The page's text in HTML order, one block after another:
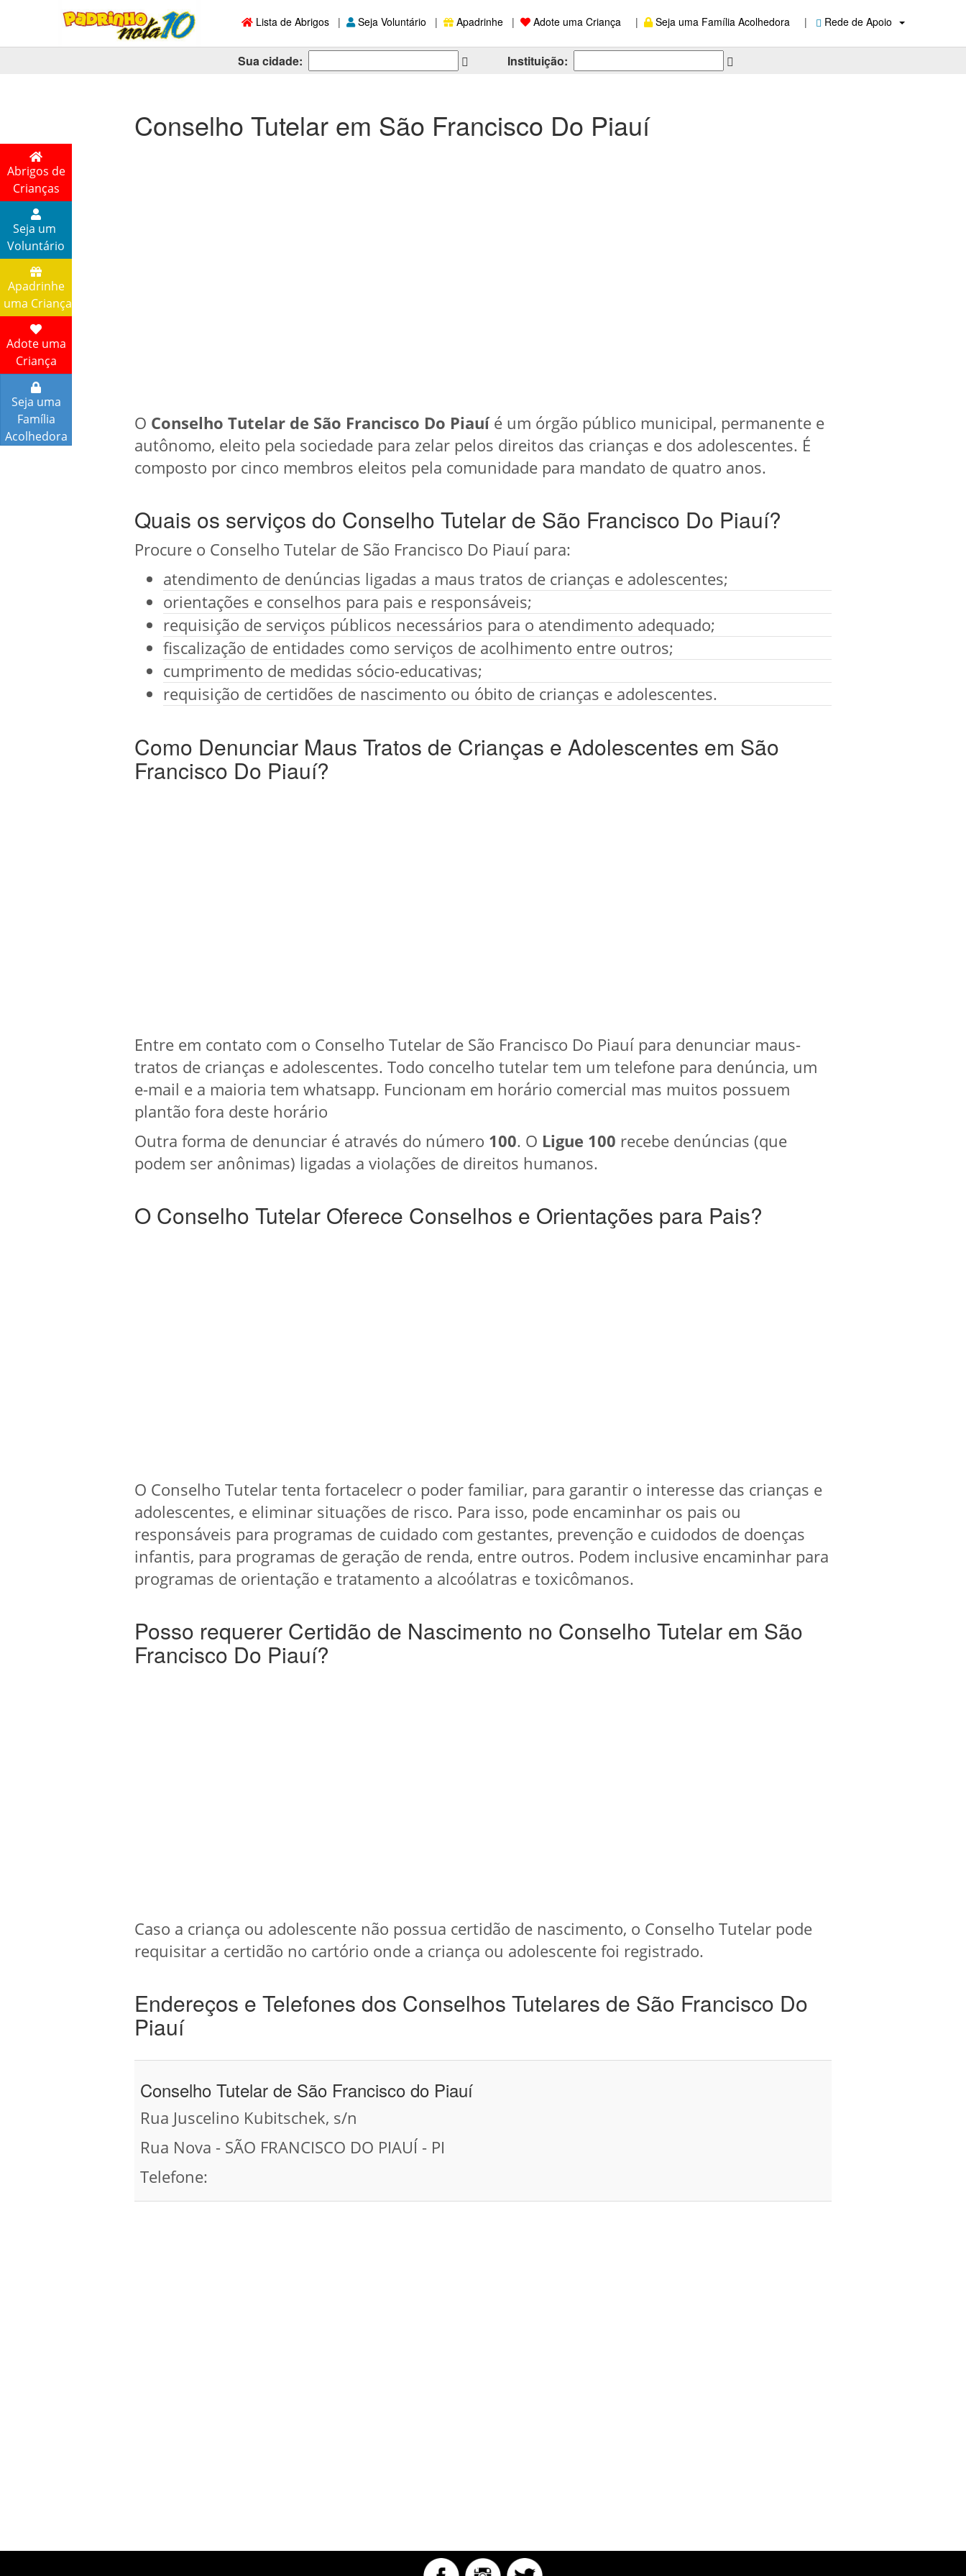
Lista de Abrigos | Seja Voluntário | Apadrinhe | Adote uma Criança | Seja uma Família Acolhedora | Rede de Apoio
Sua cidade: Instituição:
Abrigos de
Crianças
Seja um
Voluntário
Apadrinhe
uma Criança
Adote uma
Criança
Seja uma
Família
Acolhedora
Conselho Tutelar em São Francisco Do Piauí
O Conselho Tutelar de São Francisco Do Piauíé um órgão público municipal, permanente e
autônomo, eleito pela sociedade para zelar pelos direitos das crianças e dos adolescentes. É
composto por cinco membros eleitos pela comunidade para mandato de quatro anos.
Quais os serviços do Conselho Tutelar de São Francisco Do Piauí?
Procure o Conselho Tutelar de São Francisco Do Piauí para:
atendimento de denúncias ligadas a maus tratos de crianças e adolescentes;
orientações e conselhos para pais e responsáveis;
requisição de serviços públicos necessários para o atendimento adequado;
fiscalização de entidades como serviços de acolhimento entre outros;
cumprimento de medidas sócio-educativas;
requisição de certidões de nascimento ou óbito de crianças e adolescentes.
Como Denunciar Maus Tratos de Crianças e Adolescentes em São
Francisco Do Piauí?
Entre em contato com o Conselho Tutelar de São Francisco Do Piauí para denunciar maus-
tratos de crianças e adolescentes. Todo concelho tutelar tem um telefone para denúncia, um
e-mail e a maioria tem whatsapp. Funcionam em horário comercial mas muitos possuem
plantão fora deste horário
Outra forma de denunciar é através do número 100. O Ligue 100 recebe denúncias (que
podem ser anônimas) ligadas a violações de direitos humanos.
O Conselho Tutelar Oferece Conselhos e Orientações para Pais?
O Conselho Tutelar tenta fortacelecr o poder familiar, para garantir o interesse das crianças e
adolescentes, e eliminar situações de risco. Para isso, pode encaminhar os pais ou
responsáveis para programas de cuidado com gestantes, prevenção e cuidodos de doenças
infantis, para programas de geração de renda, entre outros. Podem inclusive encaminhar para
programas de orientação e tratamento a alcoólatras e toxicômanos.
Posso requerer Certidão de Nascimento no Conselho Tutelar em São
Francisco Do Piauí?
Caso a criança ou adolescente não possua certidão de nascimento, o Conselho Tutelar pode
requisitar a certidão no cartório onde a criança ou adolescente foi registrado.
Endereços e Telefones dos Conselhos Tutelares de São Francisco Do
Piauí
Conselho Tutelar de São Francisco do Piauí
Rua Juscelino Kubitschek, s/n
Rua Nova - SÃO FRANCISCO DO PIAUÍ - PI
Telefone: